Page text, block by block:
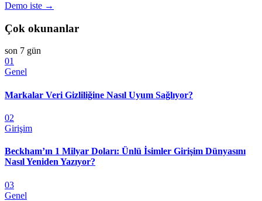
Demo iste →
Çok okunanlar
son 7 gün
01
Genel
Markalar Veri Gizliliğine Nasıl Uyum Sağlıyor?
02
Girişim
Beckham’ın 1 Milyar Doları: Ünlü İsimler Girişim Dünyasını
Nasıl Yeniden Yazıyor?
03
Genel